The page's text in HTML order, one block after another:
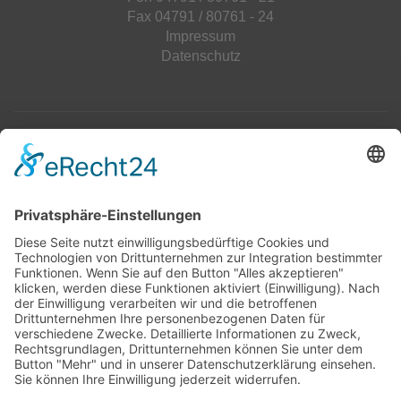
Fax 04791 / 80761 - 24
Impressum
Datenschutz
Jahrescharts
Top 100
Hot 50
Top Neueinsteiger
Highscores